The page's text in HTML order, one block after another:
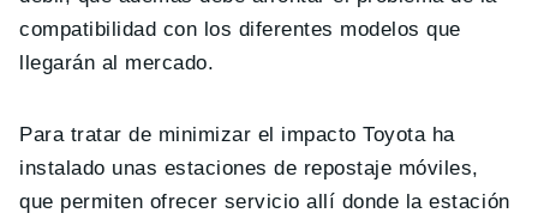
compatibilidad con los diferentes modelos que
llegarán al mercado.
Para tratar de minimizar el impacto Toyota ha
instalado unas estaciones de repostaje móviles,
que permiten ofrecer servicio allí donde la estación